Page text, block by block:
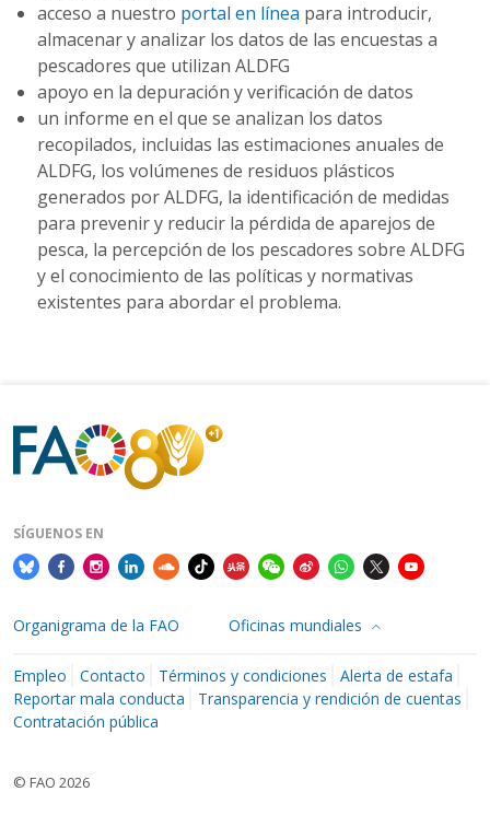
acceso a nuestro portal en línea para introducir,
almacenar y analizar los datos de las encuestas a
pescadores que utilizan ALDFG
apoyo en la depuración y verificación de datos
un informe en el que se analizan los datos
recopilados, incluidas las estimaciones anuales de
ALDFG, los volúmenes de residuos plásticos
generados por ALDFG, la identificación de medidas
para prevenir y reducir la pérdida de aparejos de
pesca, la percepción de los pescadores sobre ALDFG
y el conocimiento de las políticas y normativas
existentes para abordar el problema.
SÍGUENOS EN
Organigrama de la FAO Oficinas mundiales
Empleo Contacto Términos y condiciones
Alerta de estafa
Reportar mala conducta
Transparencia y rendición de cuentas
Contratación pública
© FAO 2026